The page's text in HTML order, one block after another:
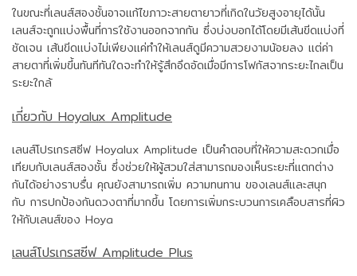
ในขณะที่เลนส์สองชั้นอาจแก้ไขภาวะสายตายาวที่เกิดในวัยสูงอายุได้นั้น
เลนส์จะถูกแบ่งพื้นที่การใช้งานออกจากกัน ซึ่งบ่งบอกได้โดยมีเส้นขีดแบ่งที่
ชัดเจน เส้นขีดแบ่งไม่เพียงแค่ทำให้เลนส์ดูมีความสวยงามน้อยลง แต่ค่า
สายตาที่เพิ่มขึ้นทันทีทันใดจะทำให้รู้สึกอึดอัดเมื่อมีการโฟกัสจากระยะไกลเป็น
ระยะใกล้
เกี่ยวกับ Hoyalux Amplitude
เลนส์โปรเกรสซีฟ Hoyalux Amplitude เป็นคำตอบที่ให้ความสะดวกเมื่อ
เทียบกับเลนส์สองชั้น ซึ่งช่วยให้ผู้สวมใส่สามารถมองเห็นระยะที่แตกต่าง
กันได้อย่างราบรื่น คุณยังสามารถเพิ่ม ความทนทาน ของเลนส์และสนุก
กับ การปกป้องกันดวงตาที่มากขึ้น โดยการเพิ่มกระบวนการเคลือบสารที่ผิว
ให้กับเลนส์ของ Hoya
เลนส์โปรเกรสซีฟ Amplitude Plus